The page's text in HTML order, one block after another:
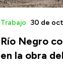
Río Negro
en la obra
Trabajo 30 de